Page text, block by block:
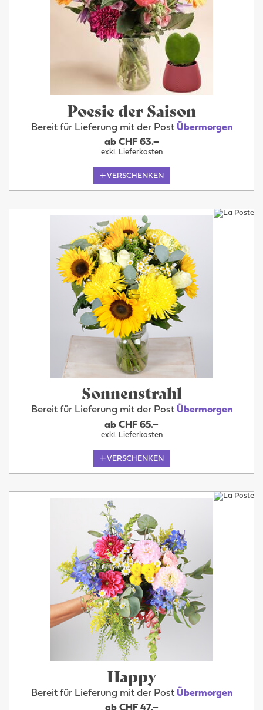
Poesie der Saison
Bereit für Lieferung mit der Post Übermorgen
ab CHF 63.–
exkl. Lieferkosten
VERSCHENKEN
Sonnenstrahl
Bereit für Lieferung mit der Post Übermorgen
ab CHF 65.–
exkl. Lieferkosten
VERSCHENKEN
Happy
Bereit für Lieferung mit der Post Übermorgen
ab CHF 47.–